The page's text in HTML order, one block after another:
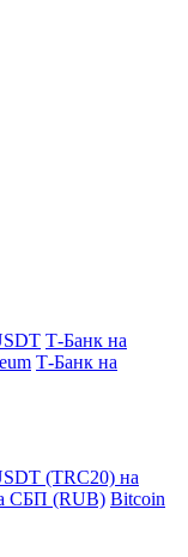
Т-Банк на
Т-Банк на
(TRC20) на
СБП (RUB) Bitcoin